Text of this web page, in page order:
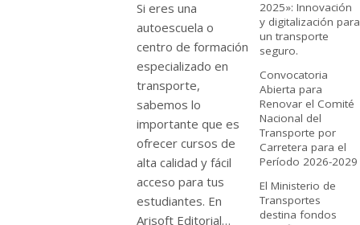
Si eres una
autoescuela o
centro de formación
especializado en
transporte,
sabemos lo
importante que es
ofrecer cursos de
alta calidad y fácil
acceso para tus
estudiantes. En
Arisoft Editorial…
2025»: Innovación
y digitalización para
un transporte
seguro.
Convocatoria
Abierta para
Renovar el Comité
Nacional del
Transporte por
Carretera para el
Período 2026-2029
El Ministerio de
Transportes
destina fondos